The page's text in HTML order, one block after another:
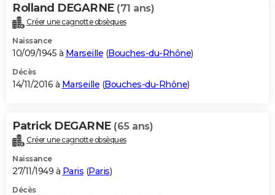
Rolland DEGARNE (71 ans)
Créer une cagnotte obsèques
Naissance
10/09/1945 à Marseille (Bouches-du-Rhône)
Décès
14/11/2016 à Marseille (Bouches-du-Rhône)
Patrick DEGARNE (65 ans)
Créer une cagnotte obsèques
Naissance
27/11/1949 à Paris (Paris)
Décès